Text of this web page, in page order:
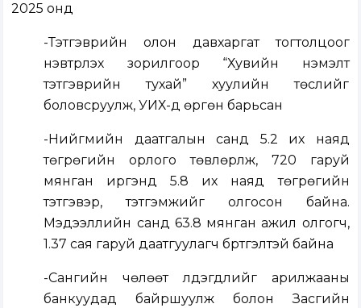
2025 онд
-Тэтгэврийн олон давхаргат тогтолцоог
нэвтрүүлэх зорилгоор “Хувийн нэмэлт
тэтгэврийн тухай” хуулийн төслийг
боловсруулж, УИХ-д өргөн барьсан
-Нийгмийн даатгалын санд 5.2 их наяд
төгрөгийн орлого төвлөрүүлж, 720 гаруй
мянган иргэнд 5.8 их наяд төгрөгийн
тэтгэвэр, тэтгэмжийг олгосон байна.
Мэдээллийн санд 63.8 мянган ажил олгогч,
1.37 сая гаруй даатгуулагч бүртгэлтэй байна
-Сангийн чөлөөт үлдэгдлийг арилжааны
банкуудад байршуулж болон Засгийн